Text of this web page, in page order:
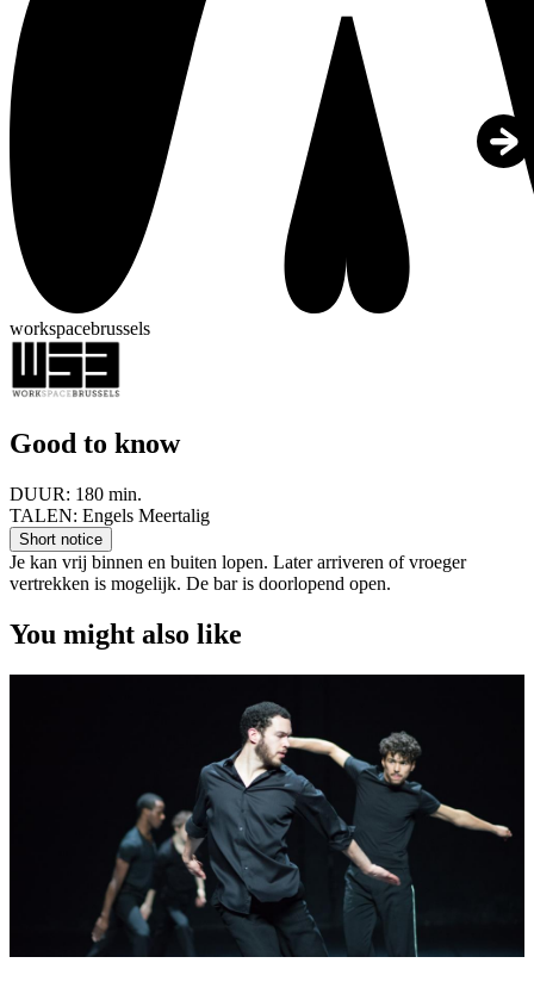
workspacebrussels
Good to know
DUUR: 180 min.
TALEN: Engels Meertalig
Short notice
Je kan vrij binnen en buiten lopen. Later arriveren of vroeger
vertrekken is mogelijk. De bar is doorlopend open.
You might also like